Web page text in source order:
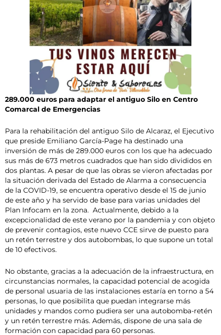
289.000 euros para adaptar el antiguo Silo en Centro
Comarcal de Emergencias
Para la rehabilitación del antiguo Silo de Alcaraz, el Ejecutivo
que preside Emiliano García-Page ha destinado una
inversión de más de 289.000 euros con los que ha adecuado
sus más de 673 metros cuadrados que han sido divididos en
dos plantas. A pesar de que las obras se vieron afectadas por
la situación derivada del Estado de Alarma a consecuencia
de la COVID-19, se encuentra operativo desde el 15 de junio
de este año y ha servido de base para varias unidades del
Plan Infocam en la zona. Actualmente, debido a la
excepcionalidad de este verano por la pandemia y con objeto
de prevenir contagios, este nuevo CCE sirve de puesto para
un retén terrestre y dos autobombas, lo que supone un total
de 10 efectivos.
No obstante, gracias a la adecuación de la infraestructura, en
circunstancias normales, la capacidad potencial de acogida
de personal usuaria de las instalaciones estaría en torno a 54
personas, lo que posibilita que puedan integrarse más
unidades y mandos como pudiera ser una autobomba-retén
y un retén terrestre más. Además, dispone de una sala de
formación con capacidad para 60 personas.